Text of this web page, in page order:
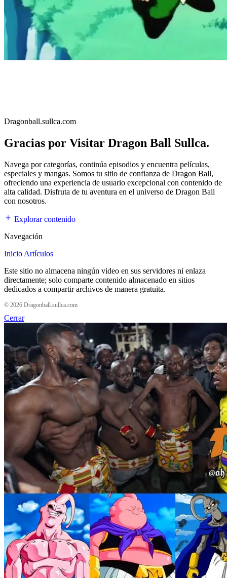
Dragonball.sullca.com
Gracias por Visitar Dragon Ball Sullca.
Navega por categorías, continúa episodios y encuentra películas,
especiales y mangas. Somos tu sitio de confianza de Dragon Ball,
ofreciendo una experiencia de usuario excepcional con contenido de
alta calidad. Disfruta de tu aventura en el universo de Dragon Ball
con nosotros.
Explorar contenido
Navegación
Inicio Artículos
Este sitio no almacena ningún video en sus servidores ni enlaza
directamente; solo comparte contenido almacenado en sitios
dedicados a compartir archivos de manera gratuita.
© 2026 Dragonball.sullca.com
Cerrar